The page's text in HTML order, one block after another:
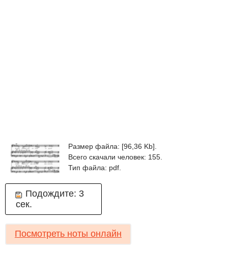
Размер файла: [96,36 Kb].
Всего скачали человек: 155.
Тип файла: pdf.
Подождите: 3
сек.
Посмотреть ноты онлайн